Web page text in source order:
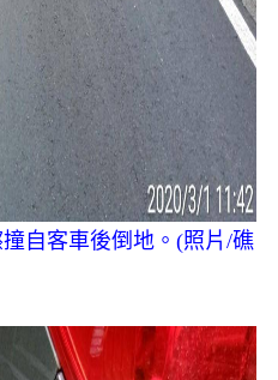
自客車後倒地。(照片/礁